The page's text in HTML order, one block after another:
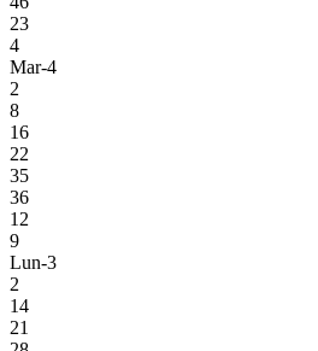
23
4
Mar-4
2
8
16
22
35
36
12
9
Lun-3
2
14
21